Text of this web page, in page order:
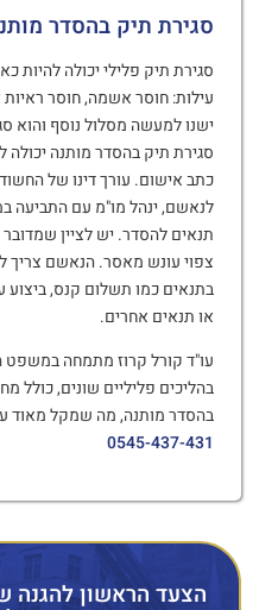
סגירת תיק בהסדר
סגירת תיק פלילי יכולה
עילות: חוסר אשמה, חוסר ראיות
ישנו למעשה מסלול נוסף והוא
סגירת תיק בהסדר מותנה
כתב אישום. עורך דינו של
לנאשם, ינהל מו"מ עם התביעה
תנאים להסדר. יש לציין
צפוי עונש מאסר. הנאשם צריך
בתנאים כמו תשלום קנס,
או תנאים אחרים.
עו"ד קורל קרוז מתמחה במשפט
בהליכים פליליים שונים, כולל
בהסדר מותנה, מה שמקל מאוד
0545-437-431
הצעד הראשון